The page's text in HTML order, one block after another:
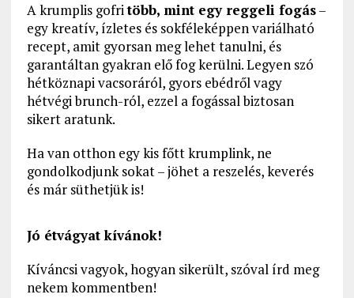
A krumplis gofritöbb, mint egy reggeli fogás–
egy kreatív, ízletes és sokféleképpen variálható
recept, amit gyorsan meg lehet tanulni, és
garantáltan gyakran elő fog kerülni. Legyen szó
hétköznapi vacsoráról, gyors ebédről vagy
hétvégi brunch-ról, ezzel a fogással biztosan
sikert aratunk.
Ha van otthon egy kis főtt krumplink, ne
gondolkodjunk sokat – jöhet a reszelés, keverés
és már süthetjük is!
Jó étvágyat kívánok!
Kíváncsi vagyok, hogyan sikerült, szóval írd meg
nekem kommentben!